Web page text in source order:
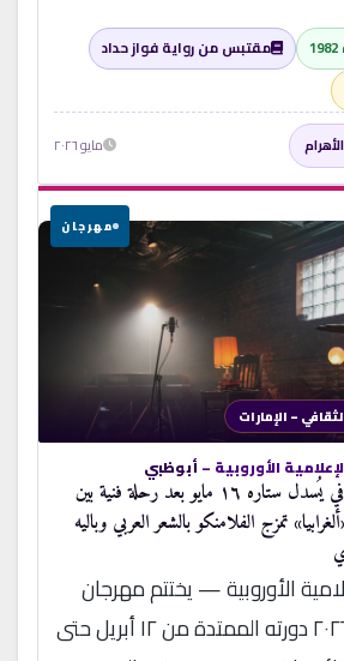
مقتبس من رواية فواز حداد
مايو ٢٠٢٦
مهرجان
الأوروبية – أبوظبي
مهرجان أبوظبي الثقافي يُسدل ستاره ١٦ مايو بعد رحلة فنية بين
تمزج الفلامنكو بالشعر العربي وباليه
الأوروبية — يختتم مهرجان
أبوظبي الثقافي ٢٠٢٦ دورته الممتدة من ١٢ أبريل حتى